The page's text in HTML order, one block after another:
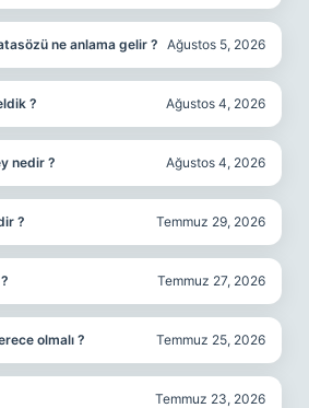
ne anlama gelir ? Ağustos 5, 2026
? Ağustos 4, 2026
nedir ? Ağustos 4, 2026
? Temmuz 29, 2026
Temmuz 27, 2026
olmalı ? Temmuz 25, 2026
Temmuz 23, 2026